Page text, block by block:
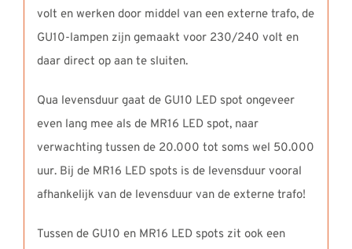
volt en werken door middel van een externe trafo, de
GU10-lampen zijn gemaakt voor 230/240 volt en
daar direct op aan te sluiten.
Qua levensduur gaat de GU10 LED spot ongeveer
even lang mee als de MR16 LED spot, naar
verwachting tussen de 20.000 tot soms wel 50.000
uur. Bij de MR16 LED spots is de levensduur vooral
afhankelijk van de levensduur van de externe trafo!
Tussen de GU10 en MR16 LED spots zit ook een